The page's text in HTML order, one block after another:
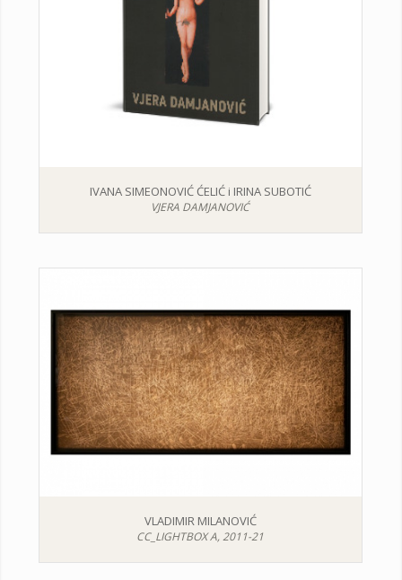
IVANA SIMEONOVIĆ ĆELIĆ i IRINA SUBOTIĆ
VJERA DAMJANOVIĆ
VLADIMIR MILANOVIĆ
CC_LIGHTBOX A, 2011-21